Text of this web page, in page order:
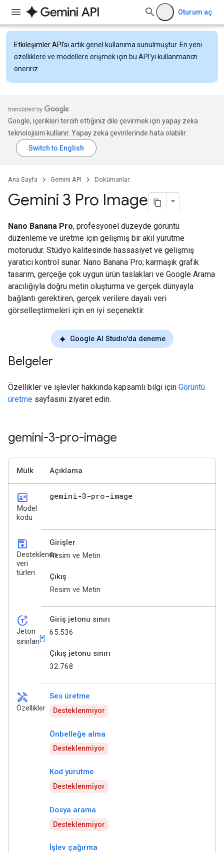
Oturum aç
Etkileşimler API'si artık genel kullanıma sunulmuştur. En yeni
özelliklere ve modellere erişmek için bu API'yi kullanmanızı
öneririz.
Google, içerikleri tercih ettiğiniz dile çevirmek için yapay zeka
teknolojisini kullanır. Yapay zeka çevirilerinde hata olabilir.
Ana Sayfa Gemini API Dokümanlar
Gemini 3 Pro Image
Nano Banana Pro, profesyonel düzeyde görüntü
düzenleme ve üretme için gelişmiş bir akıl yürütme
motorudur. Stüdyo kalitesinde hassasiyet ve gelişmiş
yaratıcı kontrol sunar. Nano Banana Pro; karmaşık grafik
tasarım, gerçeğe çok uygun ürün taslakları ve Google Arama
aracılığıyla doğru metin oluşturma ve gerçek dünyayla
bağlantı gerektiren, gerçek verilere dayalı veri
görselleştirmeleri için en iyi seçenektir.
Google AI Studio'da deneme
Belgeler
Özellikler ve işlevler hakkında kapsamlı bilgi için Görüntü
üretme sayfasını ziyaret edin.
gemini-3-pro-image
Mülk Açıklama
id_card
Model
kodu
gemini-3-pro-image
save
Desteklenen
veri
türleri
Girişler
Resim ve Metin
Çıkış
Resim ve Metin
token_auto
Jeton
sınırları [*]
Giriş jetonu sınırı
65.536
Çıkış jetonu sınırı
32.768
handyman
Özellikler
Ses üretme
Desteklenmiyor
Önbelleğe alma
Desteklenmiyor
Kod yürütme
Desteklenmiyor
Dosya arama
Desteklenmiyor
İşlev çağırma